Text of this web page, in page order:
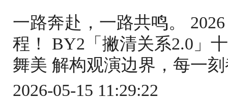
一路奔赴，一路共鸣。
程！ BY2「撇清关系2.0」
舞美 解构观演边界，每一
2026-05-15 11:29:22